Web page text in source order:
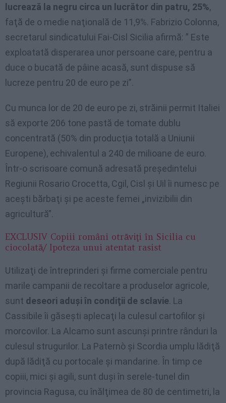
lucrează la negru circa un lucrător din patru, 25%,
faţă de o medie naţională de 11,9%. Fabrizio Colonna,
secretarul sindicatului Fai-Cisl Sicilia afirmă: ” Este
exploatată disperarea unor persoane care, pentru a
duce o bucată de pâine acasă, sunt dispuse să
lucreze pentru 20 de euro pe zi”.
Cu munca lor de 20 de euro pe zi, străinii permit Italiei
să exporte 206 tone pastă de tomate dublu
concentrată (50% din producţia totală a Uniunii
Europene), echivalentul a 240 de milioane de euro.
Într-o scrisoare comună adresată preşedintelui
Regiunii Rosario Crocetta, Cgil, Cisl şi Uil îi numesc pe
aceşti bărbaţi şi pe aceste femei „invizibilii din
agricultură”.
EXCLUSIV Copiii români otrăviţi în Sicilia cu
ciocolată/ Ipoteza unui atentat rasist
Utilizaţi de întreprinderi şi firme comerciale pentru
marile campanii de recoltare a produselor agricole,
sunt deseori aduşi în condiţii de sclavie. La
Cassibile îi găseşti aplecaţi la culesul cartofilor şi
morcovilor. La Alcamo sunt ascunşi printre rânduri la
culesul strugurilor. La Paternò şi Scordia umplu lădiţă
după lădiţă cu portocale şi mandarine. În timp ce
copiii, mici şi agili, sunt duşi în serele-tunel din
provincia Ragusa, cu înălţimea de 80 de centimetri, la